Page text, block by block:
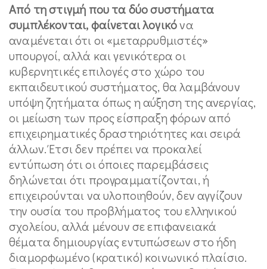
Από τη στιγμή που τα δύο συστήματα
συμπλέκονται, φαίνεται λογικόνα
αναμένεται ότι οι «μεταρρυθμιστές»
υπουργοί, αλλά και γενικότερα οι
κυβερνητικές επιλογές στο χώρο του
εκπαιδευτικού συστήματος, θα λαμβάνουν
υπόψη ζητήματα όπως η αύξηση της ανεργίας,
οι μείωση των προς είσπραξη φόρων από
επιχειρηματικές δραστηριότητες και σειρά
άλλων. Έτσι δεν πρέπει να προκαλεί
εντύπωση ότι οι όποιες παρεμβάσεις
δηλώνεται ότι προγραμματίζονται, ή
επιχειρούνται να υλοποιηθούν, δεν αγγίζουν
την ουσία του προβλήματος του ελληνικού
σχολείου, αλλά μένουν σε επιφανειακά
θέματα δημιουργίας εντυπώσεων στο ήδη
διαμορφωμένο (κρατικό) κοινωνικό πλαίσιο.